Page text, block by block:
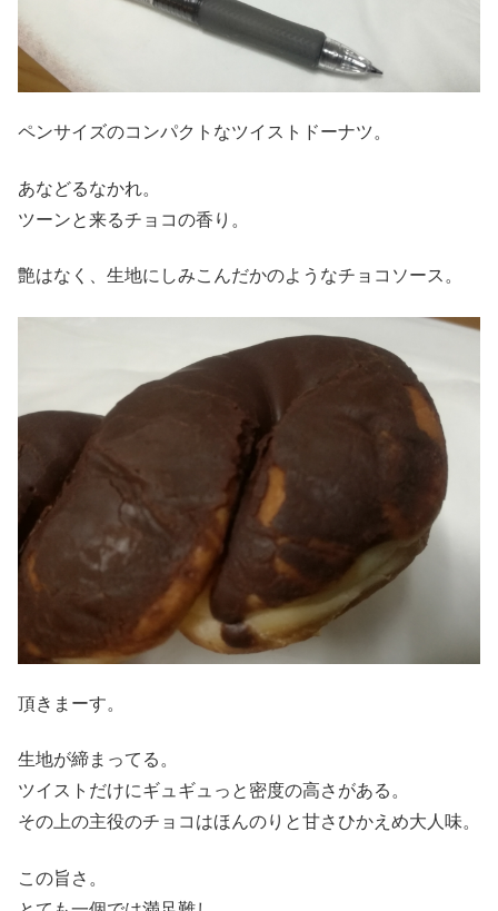
ペンサイズのコンパクトなツイストドーナツ。
あなどるなかれ。
ツーンと来るチョコの香り。
艶はなく、生地にしみこんだかのようなチョコソース。
頂きまーす。
生地が締まってる。
ツイストだけにギュギュっと密度の高さがある。
その上の主役のチョコはほんのりと甘さひかえめ大人味。
この旨さ。